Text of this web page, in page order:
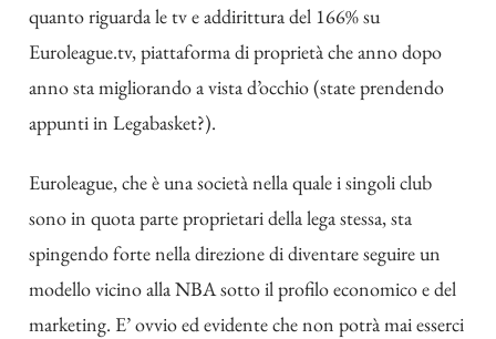
quanto riguarda le tv e addirittura del 166% su
Euroleague.tv, piattaforma di proprietà che anno dopo
anno sta migliorando a vista d’occhio (state prendendo
appunti in Legabasket?).
Euroleague, che è una società nella quale i singoli club
sono in quota parte proprietari della lega stessa, sta
spingendo forte nella direzione di diventare seguire un
modello vicino alla NBA sotto il profilo economico e del
marketing. E’ ovvio ed evidente che non potrà mai esserci